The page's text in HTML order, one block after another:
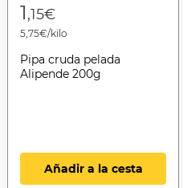
1,15€
5,75€/kilo
Pipa cruda pelada
Alipende 200g
Añadir a la cesta